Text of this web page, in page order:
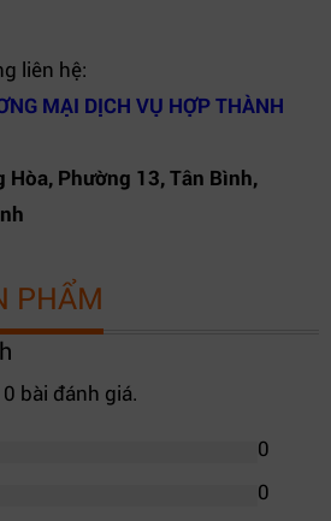
liên hệ:
MẠI DỊCH VỤ HỢP THÀNH
Phường 13, Tân Bình,
PHẨM
bài đánh giá.
0
0